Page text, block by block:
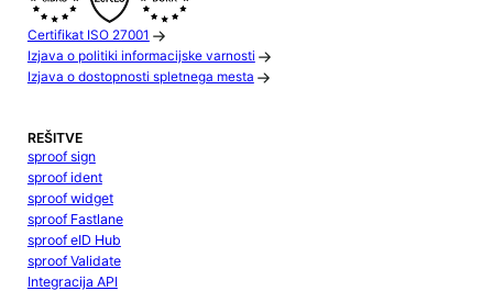
Certifikat ISO 27001
Izjava o politiki informacijske varnosti
Izjava o dostopnosti spletnega mesta
REŠITVE
sproof sign
sproof ident
sproof widget
sproof Fastlane
sproof eID Hub
sproof Validate
Integracija API